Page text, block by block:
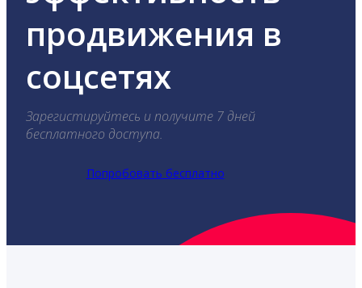
продвижения в
соцсетях
Зарегистируйтесь и получите 7 дней
бесплатного доступа.
Попробовать бесплатно